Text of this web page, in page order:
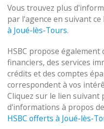
Vous trouvez plus
par l'agence en suivant ce
à Joué-lès-Tours.
HSBC propose
financiers, des services
crédits et des comptes
correspondent à vos
Cliquez sur le lien
d'informations à propos
HSBC offerts à Joué-lès-